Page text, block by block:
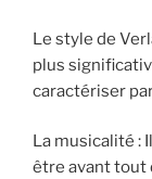
Le style de
plus
caractériser
La musicalité :
être avant tout